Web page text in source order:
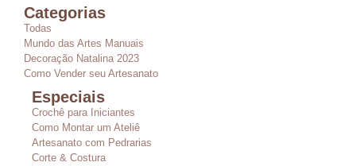
Categorias
Todas
Mundo das Artes Manuais
Decoração Natalina 2023
Como Vender seu Artesanato
Especiais
Crochê para Iniciantes
Como Montar um Ateliê
Artesanato com Pedrarias
Corte & Costura